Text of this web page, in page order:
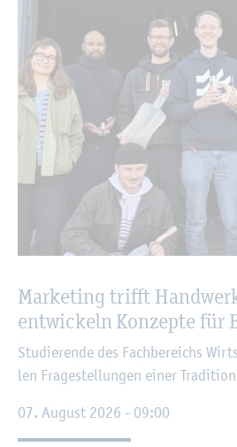
Mar­ke­ting trifft
ent­wi­ckeln Kon­zep­te für
Stu­die­ren­de des Fach­be­reichs
len Fra­ge­stel­lun­gen einer
07. Au­gust 2026 - 09:00